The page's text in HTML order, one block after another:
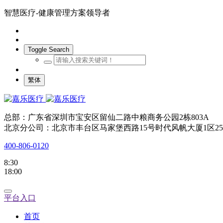
智慧医疗-健康管理方案领导者
Toggle Search
繁体
总部：广东省深圳市宝安区留仙二路中粮商务公园2栋803A
北京分公司：北京市丰台区马家堡西路15号时代风帆大厦1区
400-806-0120
8:30
18:00
平台入口
首页